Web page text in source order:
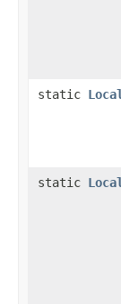
static
static